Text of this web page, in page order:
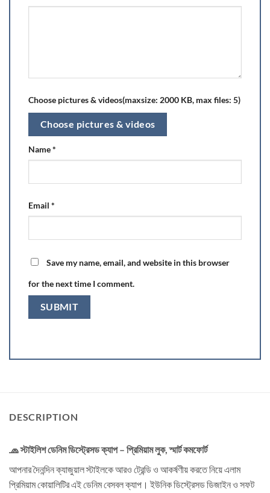
Choose pictures & videos(maxsize: 2000 KB, max files: 5)
Choose pictures & videos
Name*
Email *
Save my name, email, and website in this browser
for the next time I comment.
DESCRIPTION
🧢 স্টাইলিশ ডেনিম ডিস্ট্রেসড ক্যাপ – প্রিমিয়াম লুক, স্মার্ট কমফোর্ট
আপনার দৈনন্দিন ক্যাজুয়াল স্টাইলকে আরও ট্রেন্ডি ও আকর্ষণীয় করতে নিয়ে এলাম
প্রিমিয়াম কোয়ালিটির এই ডেনিম বেসবল ক্যাপ। ইউনিক ডিস্ট্রেসড ডিজাইন ও সফট